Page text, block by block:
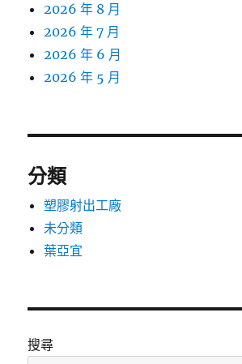
2026 年 8 月
2026 年 7 月
2026 年 6 月
2026 年 5 月
分類
塑膠射出工廠
未分類
葉亞宜
搜尋